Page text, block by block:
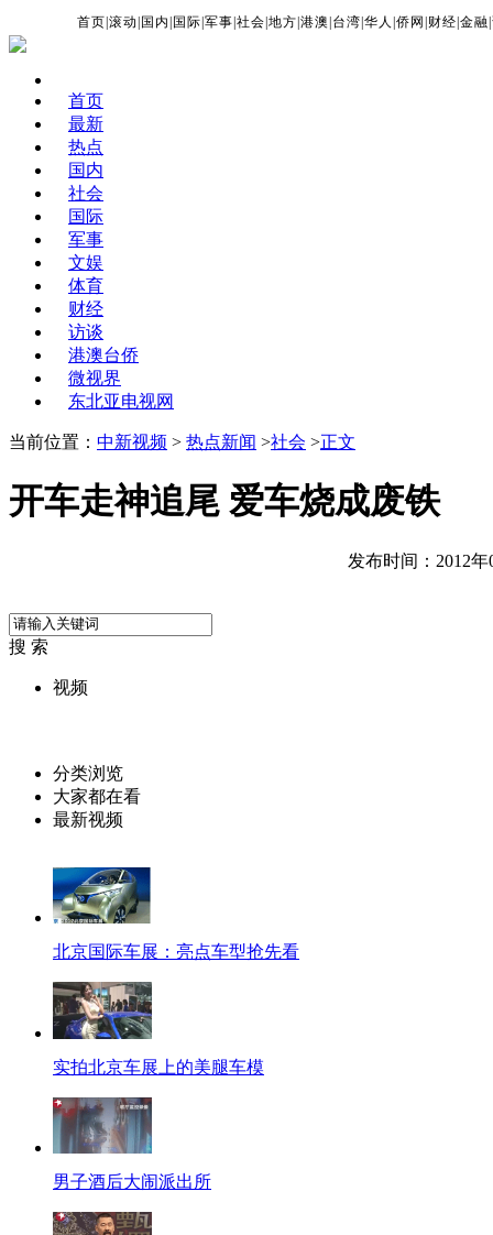
首页 |滚动 国内 国际 |军事 |社会 |地方 |港澳 台湾 |华人 |侨网 财经 |金融 |
首页
最新
热点
国内
社会
国际
军事
文娱
体育
财经
访谈
港澳台侨
微视界
东北亚电视网
当前位置： 中新视频 > 热点新闻 >社会 >正文
开车走神追尾 爱车烧成废铁
发布时间：2012年
搜 索
视频
分类浏览
大家都在看
最新视频
北京国际车展：亮点车型抢先看
实拍北京车展上的美腿车模
男子酒后大闹派出所